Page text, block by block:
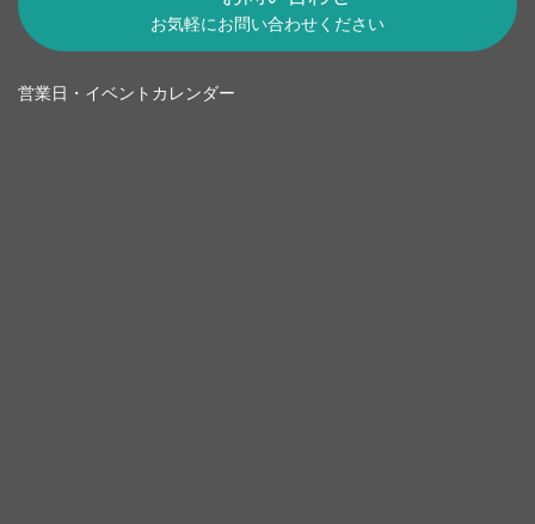
お気軽にお問い合わせください
営業日・イベントカレンダー